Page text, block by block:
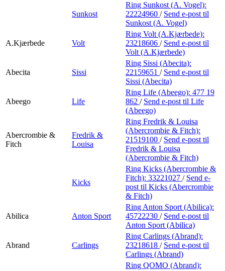
Sunkost
Ring Sunkost (A. Vogel):
22224960 / Send e-post til
Sunkost (A. Vogel)
A.Kjærbede Volt
Ring Volt (A.Kjærbede):
23218606 / Send e-post til
Volt (A.Kjærbede)
Abecita Sissi
Ring Sissi (Abecita):
22159651 / Send e-post til
Sissi (Abecita)
Abeego Life
Ring Life (Abeego): 477 19
862 / Send e-post til Life
(Abeego)
Abercrombie &
Fitch
Fredrik &
Louisa
Ring Fredrik & Louisa
(Abercrombie & Fitch):
21519100 / Send e-post til
Fredrik & Louisa
(Abercrombie & Fitch)
Kicks
Ring Kicks (Abercrombie &
Fitch): 33221027 / Send e-
post til Kicks (Abercrombie
& Fitch)
Abilica Anton Sport
Ring Anton Sport (Abilica):
45722230 / Send e-post til
Anton Sport (Abilica)
Abrand Carlings
Ring Carlings (Abrand):
23218618 / Send e-post til
Carlings (Abrand)
Ring QOMO (Abrand):